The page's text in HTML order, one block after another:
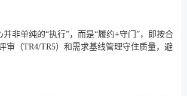
非单纯的“执行”，而是“履约+守门”，即按合
审（TR4/TR5）和需求基线管理守住质量，避